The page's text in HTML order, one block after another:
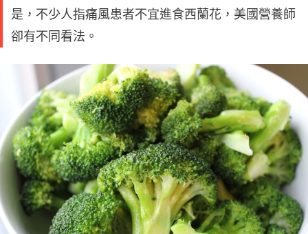
是，不少人指痛風患者不宜進食西蘭花，美國營養師
卻有不同看法。